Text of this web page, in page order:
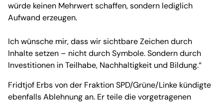
würde keinen Mehrwert schaffen, sondern lediglich
Aufwand erzeugen.
Ich wünsche mir, dass wir sichtbare Zeichen durch
Inhalte setzen – nicht durch Symbole. Sondern durch
Investitionen in Teilhabe, Nachhaltigkeit und Bildung.“
Fridtjof Erbs von der Fraktion SPD/Grüne/Linke kündigte
ebenfalls Ablehnung an. Er teile die vorgetragenen